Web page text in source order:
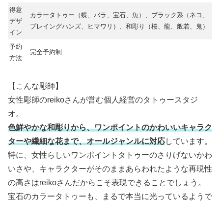
得意
デザ
イン
カラータトゥー（蝶、バラ、宝石、魚）、ブラック系（ネコ、
プレイングハンズ、ヒマワリ）、和彫り（桜、龍、般若、鬼）
予約
方法
完全予約制
【こんな彫師】
女性彫師のreikoさんが営む個人経営のタトゥースタジ
オ。
色鮮やかな和彫りから、ワンポイントのかわいいキャラク
ターや繊細な花まで、オールジャンルに対応しています。
特に、女性らしいワンポイントタトゥーのさりげないかわ
いさや、キャラクターがそのままあらわれたような再現性
の高さはreikoさんだからこそ表現できることでしょう。
宝石のカラータトゥーも、まるで本当に光っているようで